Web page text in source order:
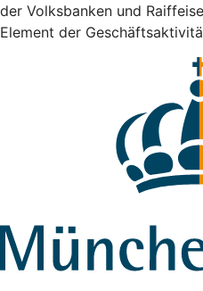
der Volksbanken und
Element der